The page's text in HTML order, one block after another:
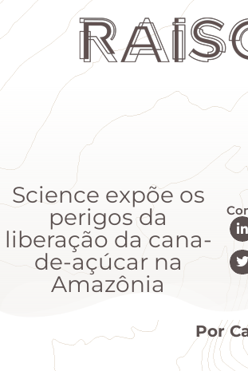
Science expõe os
perigos da
liberação da cana-
de-açúcar na
Amazônia
Por